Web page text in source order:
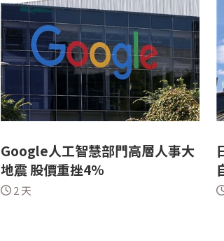
Google人工智慧部門高層人事大
地震 股價重挫4%
2 天